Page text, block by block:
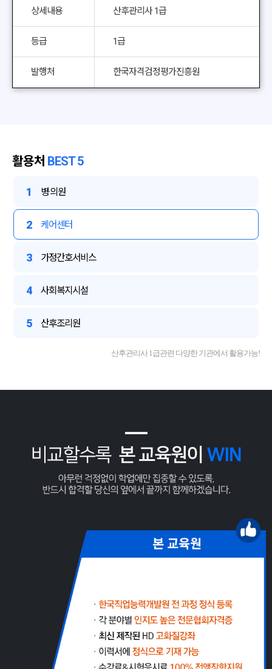
상세내용 산후관리사 1급
등급 1급
발행처 한국자격검정평가진흥원
활용처 BEST 5
1 병·의원
2 케어센터
3 가정간호서비스
4 사회복지시설
5 산후조리원
산후관리사 1급관련 다양한 기관에서 활용가능!